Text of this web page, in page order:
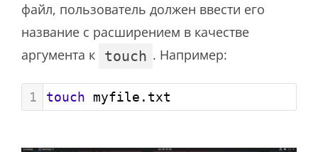
файл, пользователь должен ввести его
название с расширением в качестве
аргумента к touch . Например:
1 touch myfile.txt